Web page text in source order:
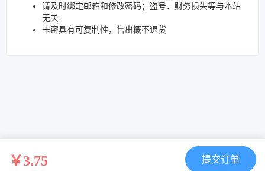
请及时绑定邮箱和修改密码；盗号、财务损失等与本站
无关
卡密具有可复制性，售出概不退货
￥3.75 提交订单